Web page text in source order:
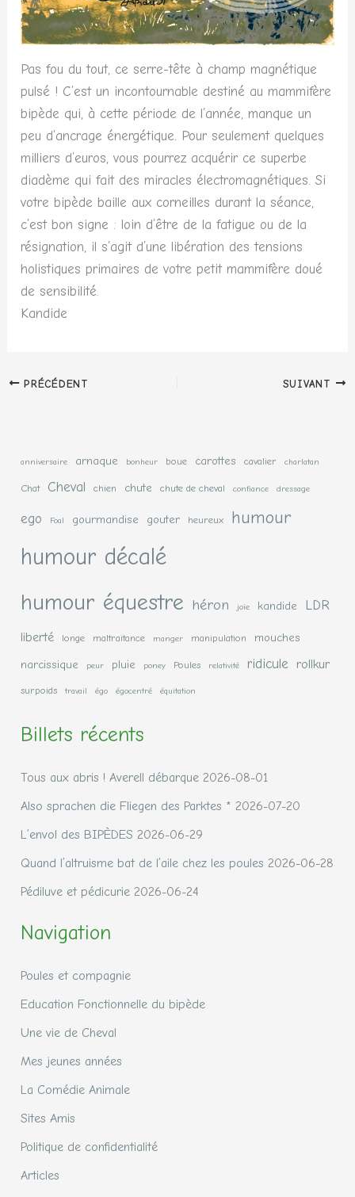
Pas fou du tout, ce serre-tête à champ magnétique
pulsé ! C’est un incontournable destiné au mammifère
bipède qui, à cette période de l’année, manque un
peu d’ancrage énergétique. Pour seulement quelques
milliers d’euros, vous pourrez acquérir ce superbe
diadème qui fait des miracles électromagnétiques. Si
votre bipède baille aux corneilles durant la séance,
c’est bon signe : loin d’être de la fatigue ou de la
résignation, il s’agit d’une libération des tensions
holistiques primaires de votre petit mammifère doué
de sensibilité.
Kandide
PRÉCÉDENT SUIVANT
anniversaire arnaque bonheur boue carottes cavalier charlatan
Chat Cheval chien chute chute de cheval confiance dressage
ego Foal gourmandise gouter heureux humour
humour décalé
humour équestre héron joie kandide LDR
liberté longe maltraitance manger manipulation
mouches
narcissique
peur pluie poney Poules relativité ridicule rollkur
surpoids travail égo égocentré équitation
Billets récents
Tous aux abris ! Averell débarque 2026-08-01
Also sprachen die Fliegen des Parktes * 2026-07-20
L’envol des BIPÈDES 2026-06-29
Quand l’altruisme bat de l’aile chez les poules 2026-06-28
Pédiluve et pédicurie 2026-06-24
Navigation
Poules et compagnie
Education Fonctionnelle du bipède
Une vie de Cheval
Mes jeunes années
La Comédie Animale
Sites Amis
Politique de confidentialité
Articles